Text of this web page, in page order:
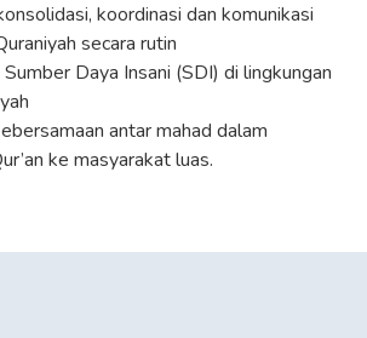
koordinasi dan komunikasi
secara rutin
Daya Insani (SDI) di lingkungan
antar mahad dalam
ke masyarakat luas.